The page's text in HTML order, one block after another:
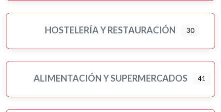
HOSTELERÍA Y RESTAURACIÓN 30
ALIMENTACIÓN Y SUPERMERCADOS 41